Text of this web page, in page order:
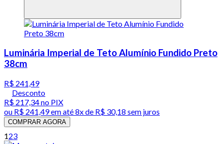
Luminária Imperial de Teto Alumínio Fundido Preto
38cm
R$ 241,49
Desconto
R$ 217,34no PIX
ou R$ 241,49em até8x de R$ 30,18 sem juros
COMPRAR AGORA
123